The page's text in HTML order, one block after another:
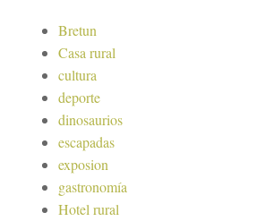
Bretun
Casa rural
cultura
deporte
dinosaurios
escapadas
exposion
gastronomía
Hotel rural